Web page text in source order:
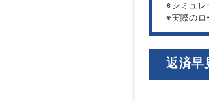
※シミュレ
※実際のロ
返済早